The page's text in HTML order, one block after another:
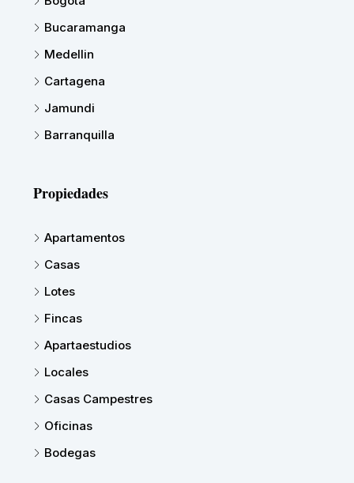
Bucaramanga
Medellin
Cartagena
Jamundi
Barranquilla
Propiedades
Apartamentos
Casas
Lotes
Fincas
Apartaestudios
Locales
Casas Campestres
Oficinas
Bodegas